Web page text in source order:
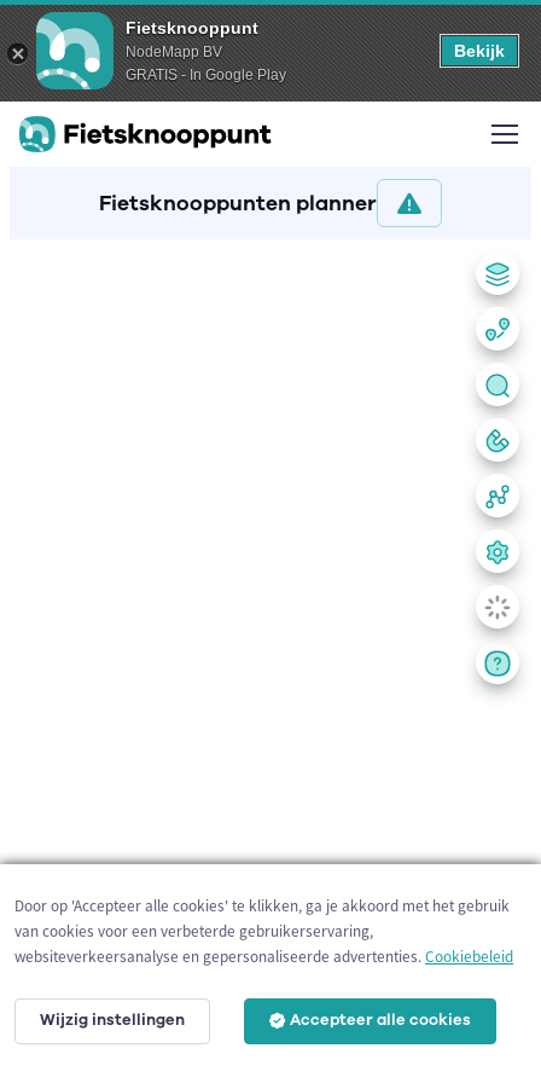
Fietsknooppunt
NodeMapp BV
GRATIS - In Google Play
Bekijk
Fietsknooppunten planner
200 m
Door op 'Accepteer alle cookies' te klikken, ga je akkoord met het gebruik
van cookies voor een verbeterde gebruikerservaring,
websiteverkeersanalyse en gepersonaliseerde advertenties.Cookiebeleid
Wijzig instellingen Accepteer alle cookies